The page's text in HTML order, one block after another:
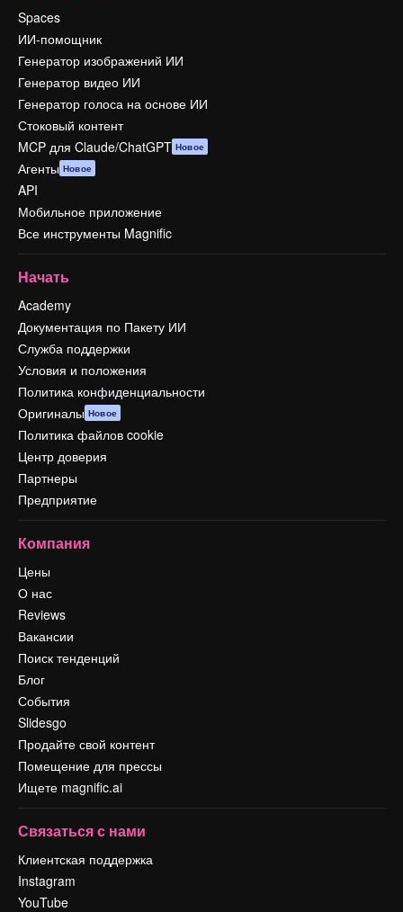
Spaces
ИИ-помощник
Генератор изображений ИИ
Генератор видео ИИ
Генератор голоса на основе ИИ
Стоковый контент
MCP для Claude/ChatGPT Новое
Агенты Новое
API
Мобильное приложение
Все инструменты Magnific
Начать
Academy
Документация по Пакету ИИ
Служба поддержки
Условия и положения
Политика конфиденциальности
Оригиналы Новое
Политика файлов cookie
Центр доверия
Партнеры
Предприятие
Компания
Цены
О нас
Reviews
Вакансии
Поиск тенденций
Блог
События
Slidesgo
Продайте свой контент
Помещение для прессы
Ищете magnific.ai
Связаться с нами
Клиентская поддержка
Instagram
YouTube